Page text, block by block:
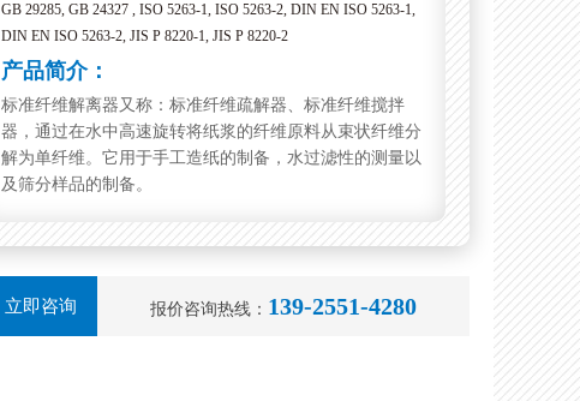
GB 29285, GB 24327 , ISO 5263-1, ISO 5263-2, DIN EN ISO 5263-1,
DIN EN ISO 5263-2, JIS P 8220-1, JIS P 8220-2
产品简介：
标准纤维解离器又称：标准纤维疏解器、标准纤维搅拌
器，通过在水中高速旋转将纸浆的纤维原料从束状纤维分
解为单纤维。它用于手工造纸的制备，水过滤性的测量以
及筛分样品的制备。
立即咨询 报价咨询热线： 139-2551-4280